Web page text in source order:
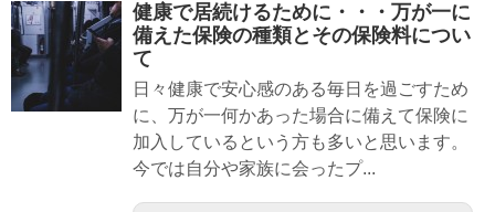
健康で居続けるために・・・万が一に
備えた保険の種類とその保険料につい
て
日々健康で安心感のある毎日を過ごすため
に、万が一何かあった場合に備えて保険に
加入しているという方も多いと思います。
今では自分や家族に会ったプ...